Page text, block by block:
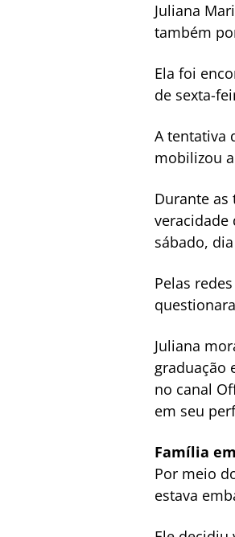
Juliana
também
Ela foi
de sexta-
A tentativa
mobilizou
Durante
veracidade
sábado,
Pelas
Juliana
graduação
no canal
em seu
Família
Por meio
estava